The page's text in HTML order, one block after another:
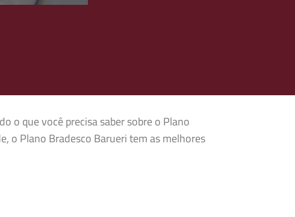
o que você precisa saber sobre o Plano
o Plano Bradesco Barueri tem as melhores